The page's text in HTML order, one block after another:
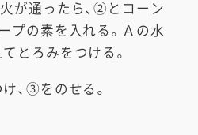
が通ったら、②とコーン
プの素を入れる。Ａの水
とろみをつける。
、③をのせる。